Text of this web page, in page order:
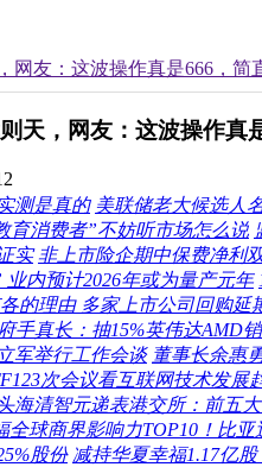
网友：这波操作真是666，简
天，网友：这波操作真
测是真的 美联储老大候选人
育消费者”不妨听市场怎么说
实 非上市险企期中保费净利
内预计2026年或为量产元年
的理由 多家上市公司回购延
手真长：抽15%英伟达AMD
军举行工作会谈 董事长余惠
次会议看互联网技术发展
海清智元递表港交所：前五
全球商界影响力TOP10！比
股份 减持华夏幸福1.17亿